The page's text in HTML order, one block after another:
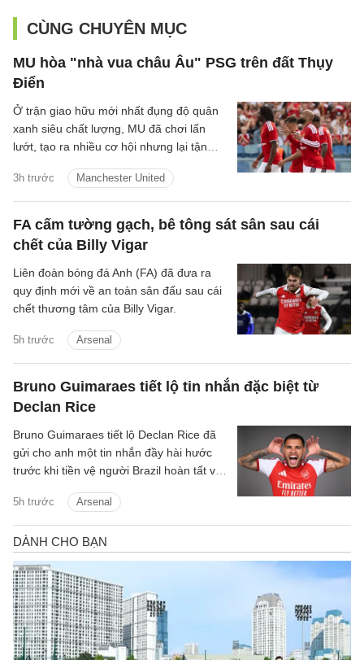
CÙNG CHUYÊN MỤC
MU hòa "nhà vua châu Âu" PSG trên đất Thụy
Điển
3h trước Manchester United
Ở trận giao hữu mới nhất đụng độ quân
xanh siêu chất lượng, MU đã chơi lấn
lướt, tạo ra nhiều cơ hội nhưng lại tận
quả hòa.
FA cấm tường gạch, bê tông sát sân sau cái
chết của Billy Vigar
5h trước Arsenal
Liên đoàn bóng đá Anh (FA) đã đưa ra
quy định mới về an toàn sân đấu sau cái
chết thương tâm của Billy Vigar.
Bruno Guimaraes tiết lộ tin nhắn đặc biệt từ
Declan Rice
5h trước Arsenal
Bruno Guimaraes tiết lộ Declan Rice đã
gửi cho anh một tin nhắn đầy hài hước
trước khi tiền vệ người Brazil hoàn tất vụ
Arsenal.